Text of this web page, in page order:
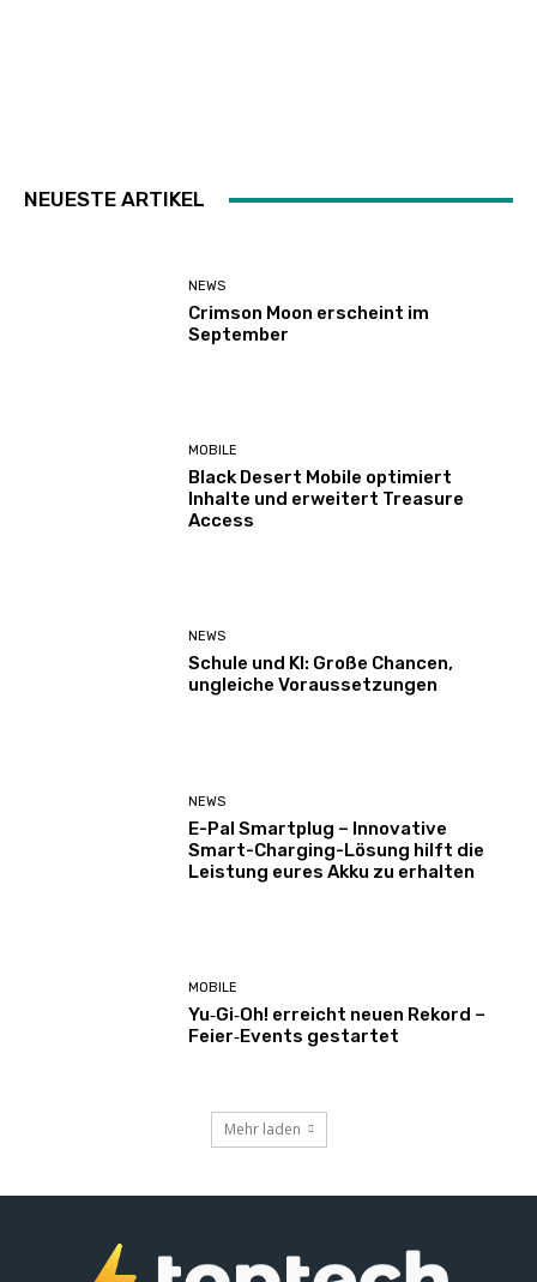
NEUESTE ARTIKEL
NEWS
Crimson Moon erscheint im
September
MOBILE
Black Desert Mobile optimiert
Inhalte und erweitert Treasure
Access
NEWS
Schule und KI: Große Chancen,
ungleiche Voraussetzungen
NEWS
E-Pal Smartplug – Innovative
Smart-Charging-Lösung hilft die
Leistung eures Akku zu erhalten
MOBILE
Yu‑Gi‑Oh! erreicht neuen Rekord –
Feier‑Events gestartet
Mehr laden